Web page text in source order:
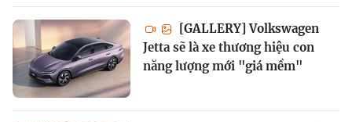
[GALLERY] Volkswagen
Jetta sẽ là xe thương hiệu con
năng lượng mới "giá mềm"